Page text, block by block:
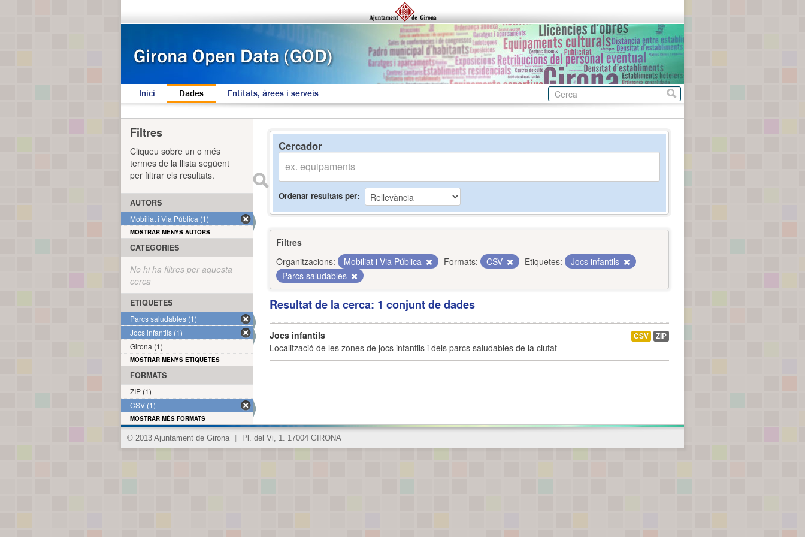
Inici Dades Entitats, àrees i serveis
Cercador
Ordenar resultats per
Filtres
Organitzacions:
Mobiliat i Via Pública Formats: CSV Etiquetes:
Jocs infantils
Parcs saludables
Resultat de la cerca: 1 conjunt de dades
Jocs infantils
Localització de les zones de jocs infantils i dels parcs saludables de la ciutat
CSV ZIP
Filtres
Cliqueu sobre un o més
termes de la llista següent
per filtrar els resultats.
AUTORS
Mobiliat i Via Pública (1)
MOSTRAR MENYS AUTORS
CATEGORIES
No hi ha filtres per aquesta
cerca
ETIQUETES
Parcs saludables (1)
Jocs infantils (1)
Girona (1)
MOSTRAR MENYS ETIQUETES
FORMATS
ZIP (1)
CSV (1)
MOSTRAR MÉS FORMATS
© 2013 Ajuntament de Girona Pl. del Vi, 1. 17004 GIRONA